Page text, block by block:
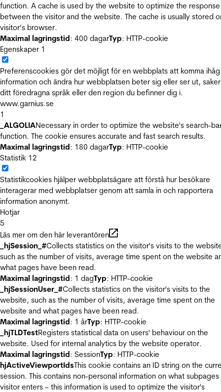
function. A cache is used by the website to optimize the
between the visitor and the website. The cache is usually stored
visitor’s browser.
Maximal lagringstid: 400 dagarTyp: HTTP-cookie
Egenskaper 1
Preferenscookies gör det möjligt för en webbplats att komma ihåg
information och ändra hur webbplatsen beter sig eller ser ut,
ditt föredragna språk eller den region du befinner dig i.
www.garnius.se
1
_ALGOLIANecessary in order to optimize the website's search-
function. The cookie ensures accurate and fast search results.
Maximal lagringstid: 180 dagarTyp: HTTP-cookie
Statistik 12
Statistikcookies hjälper webbplatsägare att förstå hur besökare
interagerar med webbplatser genom att samla in och rapportera
information anonymt.
Hotjar
5
Läs mer om den här leverantören
_hjSession_#Collects statistics on the visitor's visits to the
such as the number of visits, average time spent on the website
what pages have been read.
Maximal lagringstid: 1 dagTyp: HTTP-cookie
_hjSessionUser_#Collects statistics on the visitor's visits to the
website, such as the number of visits, average time spent on the
website and what pages have been read.
Maximal lagringstid: 1 årTyp: HTTP-cookie
_hjTLDTestRegisters statistical data on users' behaviour on the
website. Used for internal analytics by the website operator.
Maximal lagringstid: SessionTyp: HTTP-cookie
hjActiveViewportIdsThis cookie contains an ID string on the
session. This contains non-personal information on what
visitor enters – this information is used to optimize the visitor's